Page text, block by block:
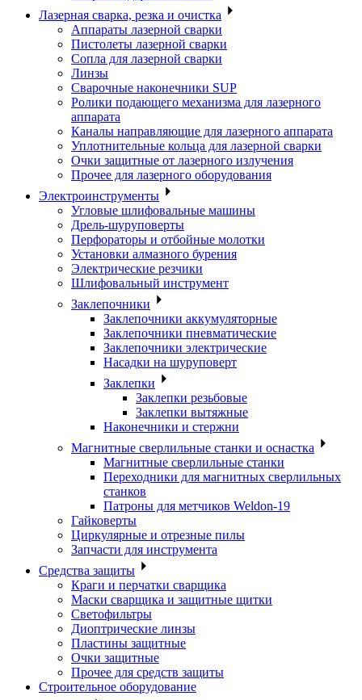
Лазерная сварка, резка и очистка
Аппараты лазерной сварки
Пистолеты лазерной сварки
Сопла для лазерной сварки
Линзы
Сварочные наконечники SUP
Ролики подающего механизма для лазерного
аппарата
Каналы направляющие для лазерного аппарата
Уплотнительные кольца для лазерной сварки
Очки защитные от лазерного излучения
Прочее для лазерного оборудования
Электроинструменты
Угловые шлифовальные машины
Дрель-шуруповерты
Перфораторы и отбойные молотки
Установки алмазного бурения
Электрические резчики
Шлифовальный инструмент
Заклепочники
Заклепочники аккумуляторные
Заклепочники пневматические
Заклепочники электрические
Насадки на шуруповерт
Заклепки
Заклепки резьбовые
Заклепки вытяжные
Наконечники и стержни
Магнитные сверлильные станки и оснастка
Магнитные сверлильные станки
Переходники для магнитных сверлильных
станков
Патроны для метчиков Weldon-19
Гайковерты
Циркулярные и отрезные пилы
Запчасти для инструмента
Средства защиты
Краги и перчатки сварщика
Маски сварщика и защитные щитки
Светофильтры
Диоптрические линзы
Пластины защитные
Очки защитные
Прочее для средств защиты
Строительное оборудование